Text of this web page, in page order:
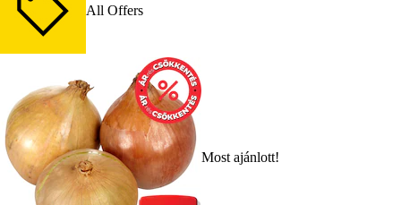
All Offers
Most ajánlott!